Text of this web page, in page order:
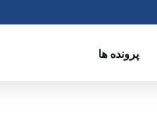
پرونده ها